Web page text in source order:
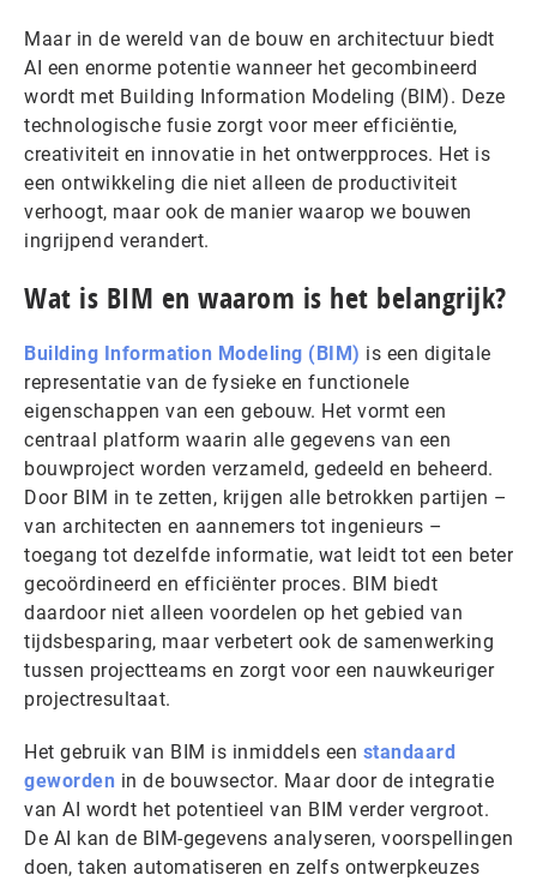
Maar in de wereld van de bouw en architectuur biedt
AI een enorme potentie wanneer het gecombineerd
wordt met Building Information Modeling (BIM). Deze
technologische fusie zorgt voor meer efficiëntie,
creativiteit en innovatie in het ontwerpproces. Het is
een ontwikkeling die niet alleen de productiviteit
verhoogt, maar ook de manier waarop we bouwen
ingrijpend verandert.
Wat is BIM en waarom is het belangrijk?
Building Information Modeling (BIM) is een digitale
representatie van de fysieke en functionele
eigenschappen van een gebouw. Het vormt een
centraal platform waarin alle gegevens van een
bouwproject worden verzameld, gedeeld en beheerd.
Door BIM in te zetten, krijgen alle betrokken partijen –
van architecten en aannemers tot ingenieurs –
toegang tot dezelfde informatie, wat leidt tot een beter
gecoördineerd en efficiënter proces. BIM biedt
daardoor niet alleen voordelen op het gebied van
tijdsbesparing, maar verbetert ook de samenwerking
tussen projectteams en zorgt voor een nauwkeuriger
projectresultaat.
Het gebruik van BIM is inmiddels een standaard
geworden in de bouwsector. Maar door de integratie
van AI wordt het potentieel van BIM verder vergroot.
De AI kan de BIM-gegevens analyseren, voorspellingen
doen, taken automatiseren en zelfs ontwerpkeuzes